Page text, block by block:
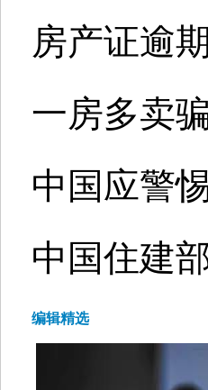
房产证逾
一房多卖
中国应警
中国住建
编辑精选